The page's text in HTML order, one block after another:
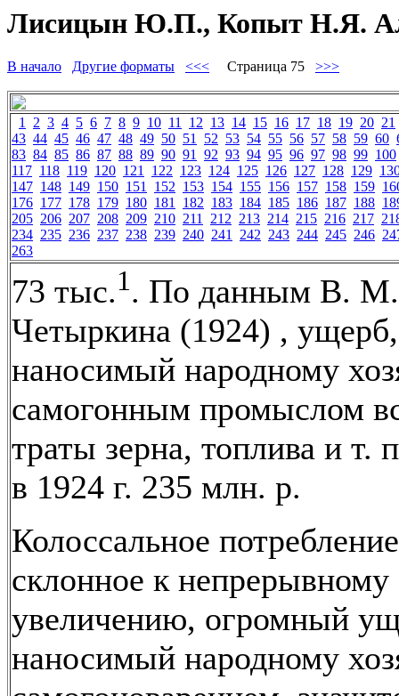
Лисицын Ю.П., Копыт Н.Я.
В начало Другие форматы <<< Страница 75 >>>
1 2 3 4 5 6 7 8 9 10 11 12 13 14 15 16 17 18 19 20 21
43 44 45 46 47 48 49 50 51 52 53 54 55 56 57 58 59 60
83 84 85 86 87 88 89 90 91 92 93 94 95 96 97 98 99 100
117 118 119 120 121 122 123 124 125 126 127 128 129
147 148 149 150 151 152 153 154 155 156 157 158 159
176 177 178 179 180 181 182 183 184 185 186 187 188
205 206 207 208 209 210 211 212 213 214 215 216 217
234 235 236 237 238 239 240 241 242 243 244 245 246
263
73 тыс.1. По данным В. М.
Четыркина (1924) , ущерб,
наносимый народному
самогонным промыслом
траты зерна, топлива и т.
в 1924 г. 235 млн. р.
Колоссальное
склонное к непрерывному
увеличению, огромный
наносимый народному